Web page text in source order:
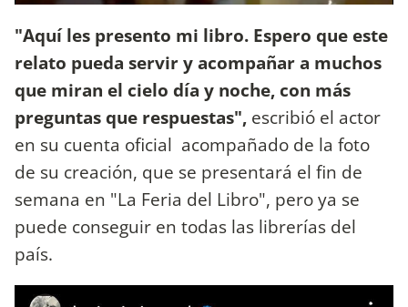
"Aquí les presento mi libro. Espero que este
relato pueda servir y acompañar a muchos
que miran el cielo día y noche, con más
preguntas que respuestas", escribió el actor
en su cuenta oficial acompañado de la foto
de su creación, que se presentará el fin de
semana en "La Feria del Libro", pero ya se
puede conseguir en todas las librerías del
país.